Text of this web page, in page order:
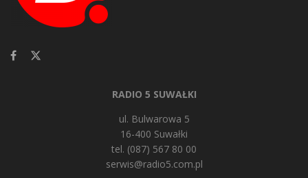
RADIO 5 SUWAŁKI
ul. Bulwarowa 5
16-400 Suwałki
tel. (087) 567 80 00
serwis@radio5.com.pl